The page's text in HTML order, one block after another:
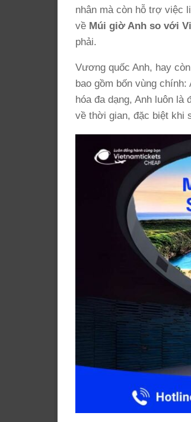
nhân mà còn hỗ trợ việc
về Múi giờ Anh so với
phải.
Vương quốc Anh, hay
bao gồm bốn vùng
hóa đa dạng, Anh luôn
về thời gian, đặc biệt khi